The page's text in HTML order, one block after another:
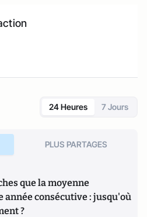
24 Heures 7 Jours
PLUS PARTAGES
que la moyenne
année consécutive : jusqu'où
?